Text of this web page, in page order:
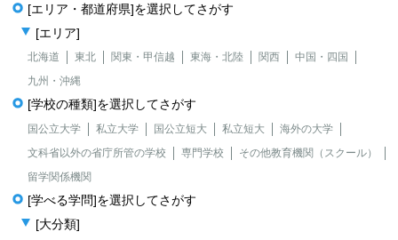
[エリア・都道府県]を選択してさがす
[エリア]
北海道 東北 関東・甲信越 東海・北陸 関西
中国・四国
九州・沖縄
[学校の種類]を選択してさがす
国公立大学 私立大学 国公立短大 私立短大
海外の大学
文科省以外の省庁所管の学校
専門学校
その他教育機関（スクール）
留学関係機関
[学べる学問]を選択してさがす
[大分類]